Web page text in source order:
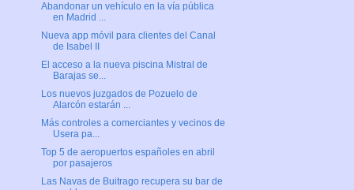
Abandonar un vehículo en la vía pública
en Madrid ...
Nueva app móvil para clientes del Canal
de Isabel II
El acceso a la nueva piscina Mistral de
Barajas se...
Los nuevos juzgados de Pozuelo de
Alarcón estarán ...
Más controles a comerciantes y vecinos de
Usera pa...
Top 5 de aeropuertos españoles en abril
por pasajeros
Las Navas de Buitrago recupera su bar de